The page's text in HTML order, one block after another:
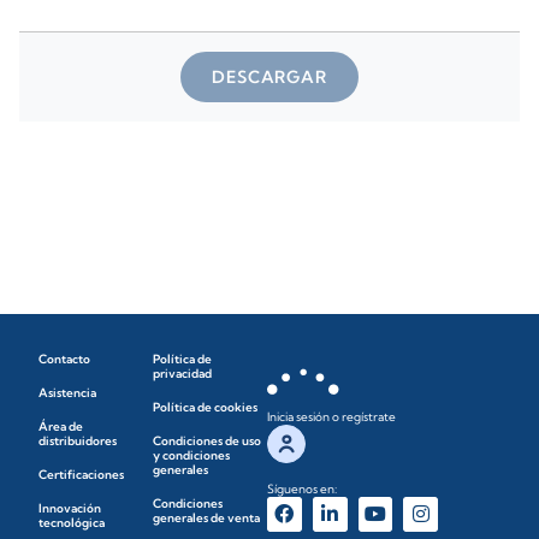
DESCARGAR
Contacto
Asistencia
Área de
distribuidores
Certificaciones
Innovación
tecnológica
Política de
privacidad
Política de cookies
Condiciones de uso
y condiciones
generales
Condiciones
generales de venta
Inicia sesión o regístrate
Síguenos en: